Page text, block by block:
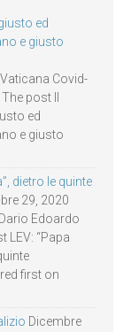
ed
e giusto
Covid-
post Il
ed
e giusto
dietro le quinte
29, 2020
Edoardo
LEV: “Papa
first on
Dicembre